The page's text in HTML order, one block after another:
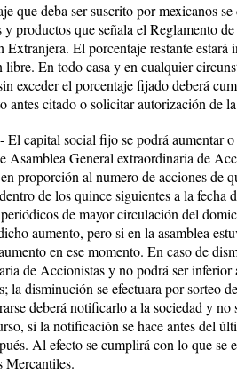
que deba ser suscrito por mexicanos
y productos que señala el Reglamento
Extranjera. El porcentaje restante
libre. En todo casa y en cualquier
exceder el porcentaje fijado deberá
antes citado o solicitar autorización de
capital social fijo se podrá aumentar
Asamblea General extraordinaria de
proporción al numero de acciones de
de los quince siguientes a la
de mayor circulación del
aumento, pero si en la asamblea
en ese momento. En caso de
de Accionistas y no podrá ser
la disminución se efectuara por sorteo
deberá notificarlo a la sociedad y
si la notificación se hace antes del
Al efecto se cumplirá con lo que se
Mercantiles.